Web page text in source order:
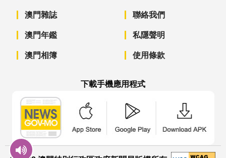
澳門雜誌
澳門年鑑
澳門相簿
聯絡我們
私隱聲明
使用條款
下載手機應用程式